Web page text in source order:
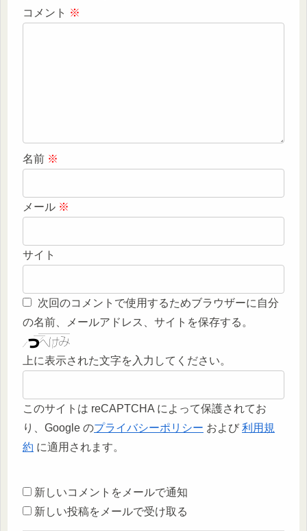
コメント ※
名前 ※
メール ※
サイト
次回のコメントで使用するためブラウザーに自分
の名前、メールアドレス、サイトを保存する。
上に表示された文字を入力してください。
このサイトは reCAPTCHA によって保護されてお
り、Google のプライバシーポリシー および 利用規
約 に適用されます。
新しいコメントをメールで通知
新しい投稿をメールで受け取る